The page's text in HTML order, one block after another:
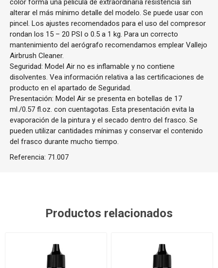
color forma una película de extraordinaria resistencia sin
alterar el más mínimo detalle del modelo. Se puede usar con
pincel. Los ajustes recomendados para el uso del compresor
rondan los 15 – 20 PSI o 0.5 a 1 kg. Para un correcto
mantenimiento del aerógrafo recomendamos emplear Vallejo
Airbrush Cleaner.
Seguridad: Model Air no es inflamable y no contiene
disolventes. Vea información relativa a las certificaciones de
producto en el apartado de Seguridad.
Presentación: Model Air se presenta en botellas de 17
ml./0.57 fl.oz. con cuentagotas. Esta presentación evita la
evaporación de la pintura y el secado dentro del frasco. Se
pueden utilizar cantidades mínimas y conservar el contenido
del frasco durante mucho tiempo.
Referencia: 71.007
Productos relacionados